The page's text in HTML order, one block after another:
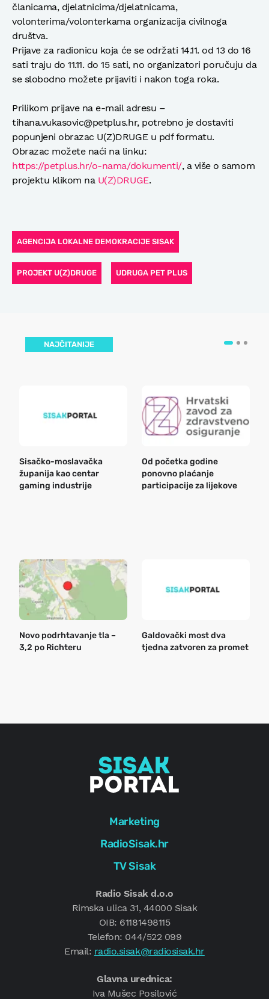
članicama, djelatnicima/djelatnicama,
volonterima/volonterkama organizacija civilnoga
društva.
Prijave za radionicu koja će se održati 14.11. od 13 do 16
sati traju do 11.11. do 15 sati, no organizatori poručuju da
se slobodno možete prijaviti i nakon toga roka.
Prilikom prijave na e-mail adresu –
tihana.vukasovic@petplus.hr, potrebno je dostaviti
popunjeni obrazac U(Z)DRUGE u pdf formatu.
Obrazac možete naći na linku:
https://petplus.hr/o-nama/dokumenti/, a više o samom
projektu klikom na U(Z)DRUGE.
AGENCIJA LOKALNE DEMOKRACIJE SISAK
PROJEKT U(Z)DRUGE UDRUGA PET PLUS
NAJČITANIJE
Sisačko-moslavačka
županija kao centar
gaming industrije
Od početka godine
ponovno plaćanje
participacije za lijekove
Novo podrhtavanje tla –
3,2 po Richteru
Galdovački most dva
tjedna zatvoren za promet
Marketing
RadioSisak.hr
TV Sisak
Radio Sisak d.o.o
Rimska ulica 31, 44000 Sisak
OIB: 61181498115
Telefon: 044/522 099
Email: radio.sisak@radiosisak.hr
Glavna urednica:
Iva Mušec Posilović